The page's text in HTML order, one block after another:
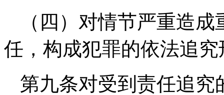
（四）对情节严重造
任，构成犯罪的依法追
第九条对受到责任追究